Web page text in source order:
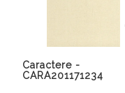
Caractere -
CARA201171234